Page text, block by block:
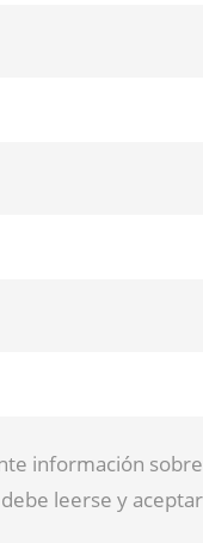
información
leerse y